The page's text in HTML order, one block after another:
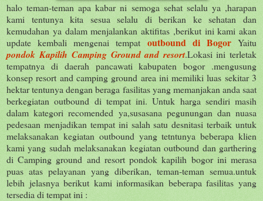
halo teman-teman apa kabar ni semoga sehat selalu ya ,harapan
kami tentunya kita sesua selalu di berikan ke sehatan dan
kemudahan ya dalam menjalankan aktifitas ,berikut ini kami akan
update kembali mengenai tempat outbound di BogorYaitu
pondok Kapilih Camping Ground and resort.Lokasi ini terletak
tempatnya di daerah pancawati kabupaten bogor .mengusung
konsep resort and camping ground area ini memiliki luas sekitar 3
hektar tentunya dengan beraga fasilitas yang memanjakan anda saat
berkegiatan outbound di tempat ini. Untuk harga sendiri masih
dalam kategori recomended ya,susasana pegunungan dan nuasa
pedesaan menjadikan tempat ini salah satu desnitasi terbaik untuk
melaksanakan kegiatan outbound yang tetntunya beberapa klien
kami yang sudah melaksanakan kegiatan outbound dan garthering
di Camping ground and resort pondok kapilih bogor ini merasa
puas atas pelayanan yang diberikan, teman-teman semua.untuk
lebih jelasnya berikut kami informasikan beberapa fasilitas yang
tersedia di tempat ini :